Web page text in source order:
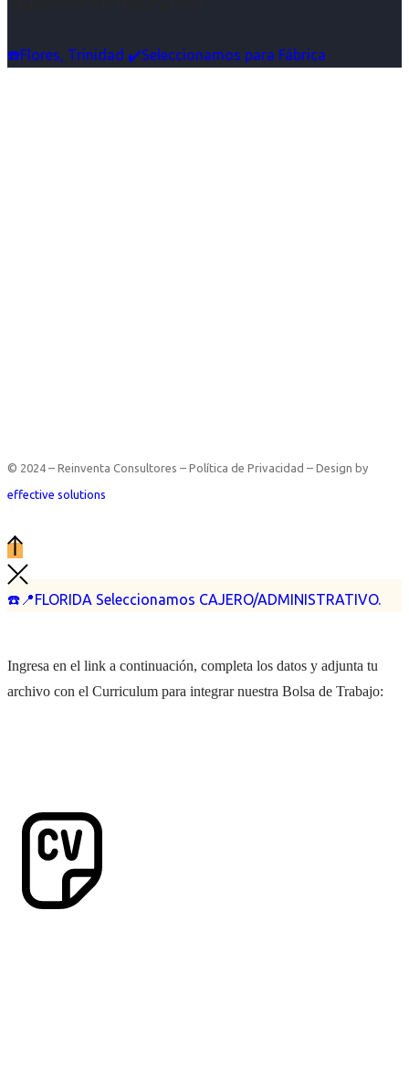
☎️Flores, Trinidad ✔️Seleccionamos para Fábrica
☎️📍FLORIDA Seleccionamos CAJERO/ADMINISTRATIVO.
© 2024 – Reinventa Consultores – Política de Privacidad – Design by
effective solutions
Ingresa en el link a continuación, completa los datos y adjunta tu
archivo con el Curriculum para integrar nuestra Bolsa de Trabajo: